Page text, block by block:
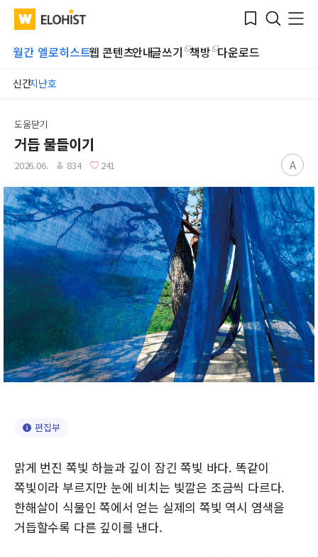
WATV Elohist-
Home
Bookmark
Search
Menu
월간 엘로히스트웹 콘텐츠안내글쓰기 책방 다운로드
신간지난호
Submit
도움닫기
거듭 물들이기
2026.06. 834 241 A
편집부
맑게 번진 쪽빛 하늘과 깊이 잠긴 쪽빛 바다. 똑같이
쪽빛이라 부르지만 눈에 비치는 빛깔은 조금씩 다르다.
한해살이 식물인 쪽에서 얻는 실제의 쪽빛 역시 염색을
거듭할수록 다른 깊이를 낸다.